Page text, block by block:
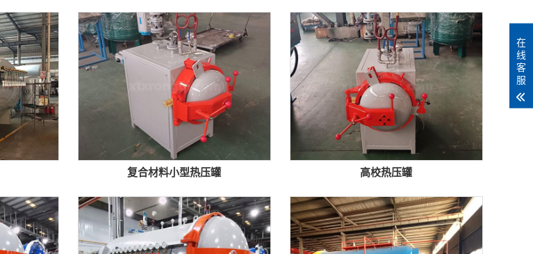
复合材料小型热压罐 高校热压罐
在
线
客
服